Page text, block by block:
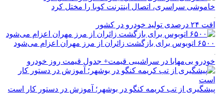
خاموشی سراسری، اتصال اینترنت کوبا را مختل کرد
افت ۲۴ درصدی تولید خودرو در کشور
۶۵۰۰ اتوبوس برای بازگشت زائران از مرز مهران اعزام می‌شود
خودرو بی‌مهابا در سراشیبی قیمت+ جدول قیمت روز خودرو
پیشگیری از تب کریمه کنگو در بوشهر؛ آموزش در دستور کار است